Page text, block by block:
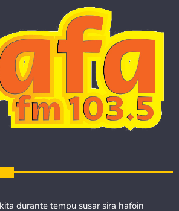
durante tempu susar sira hafoin